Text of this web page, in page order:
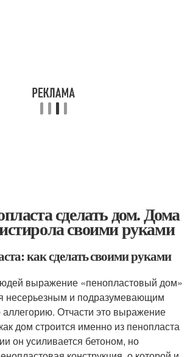
сделать дом. Дома
своими руками
как сделать своими руками
выражение «пенопластовый дом»
несерьезным и подразумевающим
Отчасти это выражение
дом строится именно из пенопласта
он усиливается бетоном, но